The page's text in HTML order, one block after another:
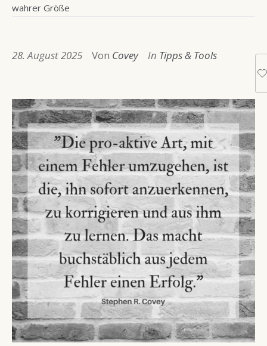
wahrer Größe
28. August 2025 Von CoveyIn Tipps & Tools